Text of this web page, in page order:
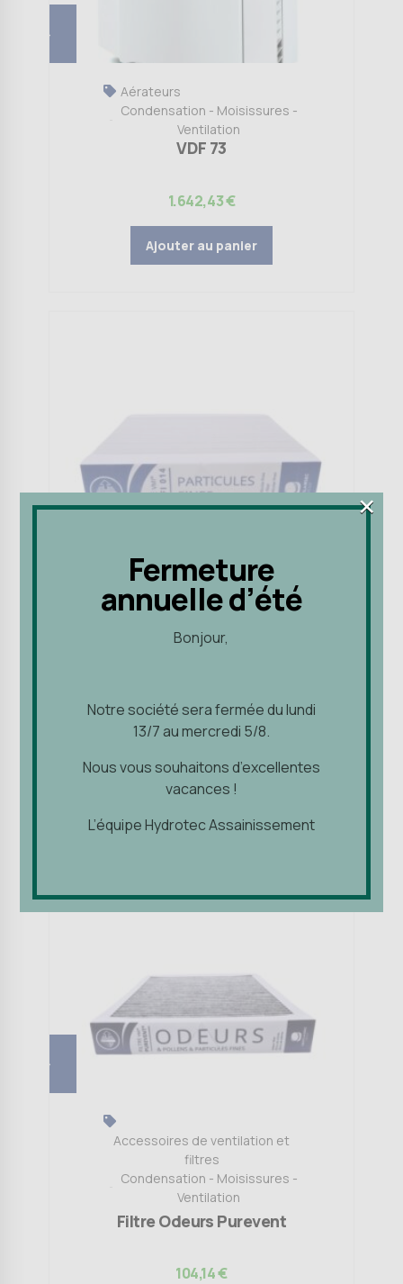
Aérateurs
Condensation - Moisissures -
Ventilation
VDF 73
1.642,43€
Ajouter au panier
Accessoires de ventilation et
Condensation - Moisissures -
Urban-Cube-Galbé
40,15€
Ajouter au panier
Accessoires de ventilation et
filtres
Condensation - Moisissures -
Ventilation
Filtre Odeurs Purevent
104,14€
Fermeture
annuelle d’été
Bonjour,
Notre société sera fermée du lundi
13/7 au mercredi 5/8.
Nous vous souhaitons d’excellentes
vacances !
L’équipe Hydrotec Assainissement
×
Fermeture
annuelle d’été
Bonjour,
Notre société sera fermée du lundi
13/7 au mercredi 5/8.
Nous vous souhaitons d’excellentes
vacances !
L’équipe Hydrotec Assainissement
×